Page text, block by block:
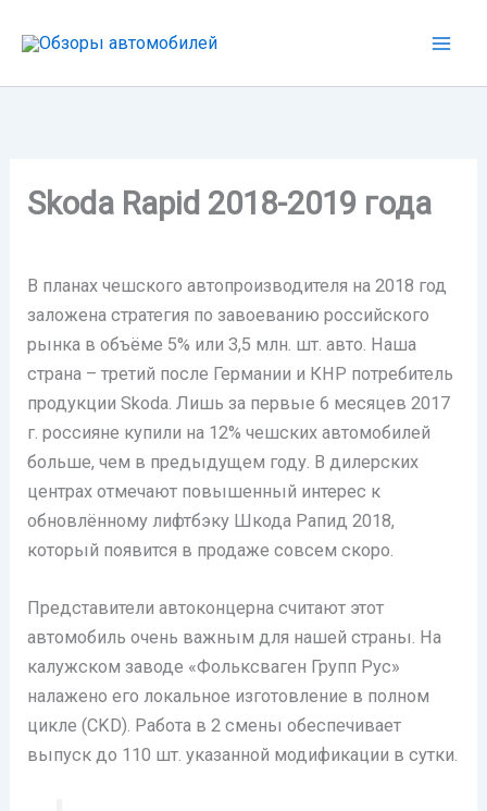
Skoda Rapid 2018-2019 года
В планах чешского автопроизводителя на 2018 год
заложена стратегия по завоеванию российского
рынка в объёме 5% или 3,5 млн. шт. авто. Наша
страна – третий после Германии и КНР потребитель
продукции Skoda. Лишь за первые 6 месяцев 2017
г. россияне купили на 12% чешских автомобилей
больше, чем в предыдущем году. В дилерских
центрах отмечают повышенный интерес к
обновлённому лифтбэку Шкода Рапид 2018,
который появится в продаже совсем скоро.
Представители автоконцерна считают этот
автомобиль очень важным для нашей страны. На
калужском заводе «Фольксваген Групп Рус»
налажено его локальное изготовление в полном
цикле (CKD). Работа в 2 смены обеспечивает
выпуск до 110 шт. указанной модификации в сутки.